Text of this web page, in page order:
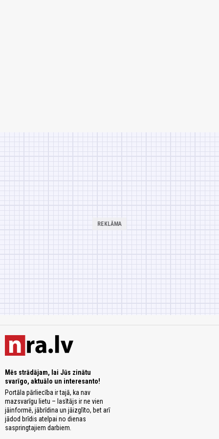
Mēs strādājam, lai Jūs zinātu
svarīgo, aktuālo un interesanto!
Portāla pārliecība ir tajā, ka nav
mazsvarīgu lietu – lasītājs ir ne vien
jāinformē, jābrīdina un jāizglīto, bet arī
jādod brīdis atelpai no dienas
saspringtajiem darbiem.